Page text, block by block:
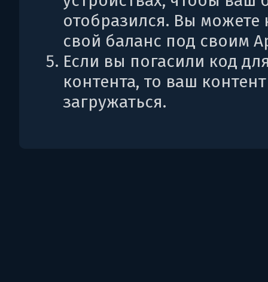
отобразился. Вы можете
свой баланс под своим
Если вы погасили код
контента, то ваш
загружаться.